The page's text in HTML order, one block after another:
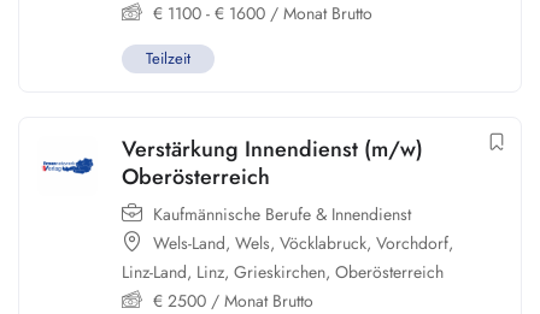
€ 1100 - € 1600 / Monat Brutto
Teilzeit
Verstärkung Innendienst (m/w)
Oberösterreich
Kaufmännische Berufe & Innendienst
Wels-Land, Wels, Vöcklabruck, Vorchdorf,
Linz-Land, Linz, Grieskirchen, Oberösterreich
€ 2500 / Monat Brutto